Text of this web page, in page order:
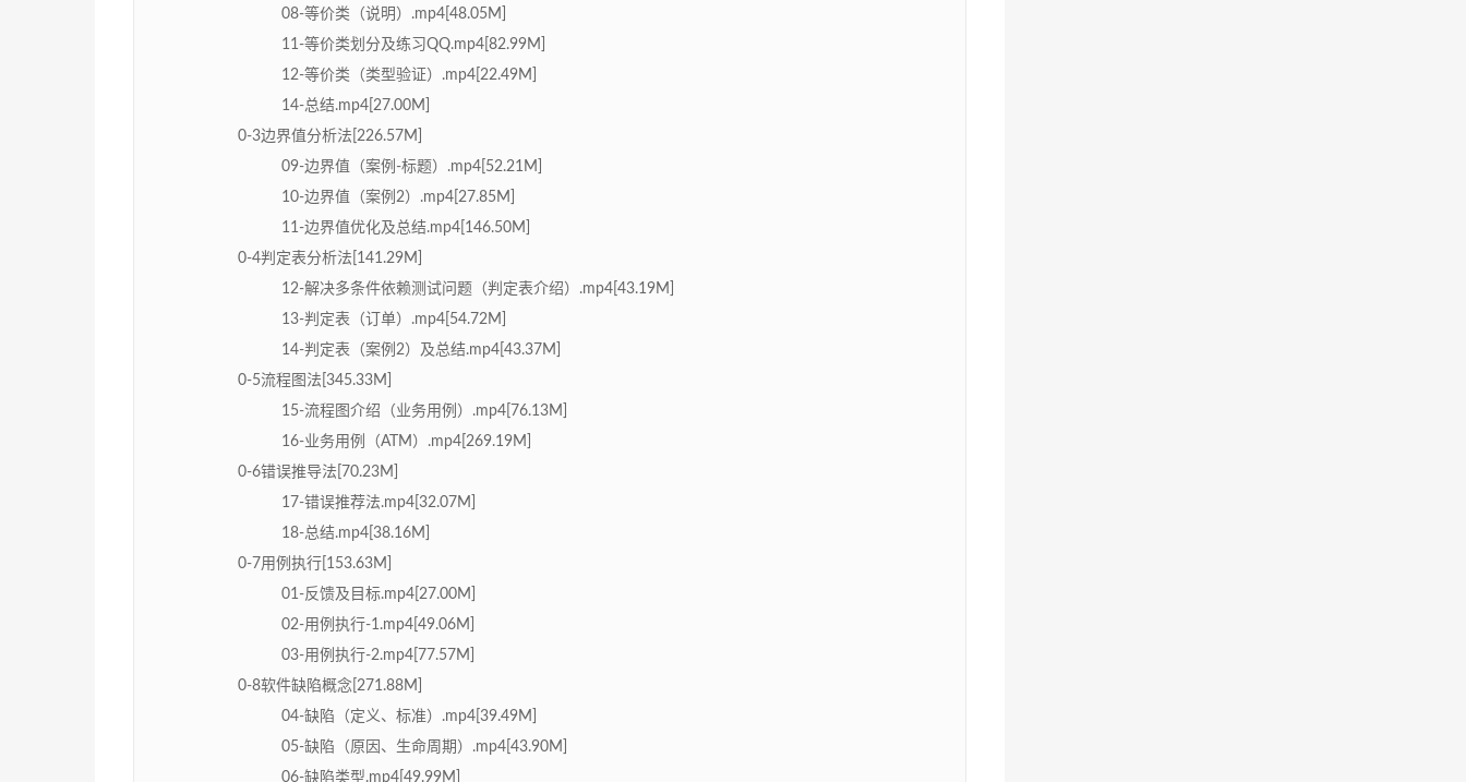
08-等价类（说明）.mp4[48.05M]
11-等价类划分及练习QQ.mp4[82.99M]
12-等价类（类型验证）.mp4[22.49M]
14-总结.mp4[27.00M]
0-3边界值分析法[226.57M]
09-边界值（案例-标题）.mp4[52.21M]
10-边界值（案例2）.mp4[27.85M]
11-边界值优化及总结.mp4[146.50M]
0-4判定表分析法[141.29M]
12-解决多条件依赖测试问题（判定表介绍）.mp4[43.19M]
13-判定表（订单）.mp4[54.72M]
14-判定表（案例2）及总结.mp4[43.37M]
0-5流程图法[345.33M]
15-流程图介绍（业务用例）.mp4[76.13M]
16-业务用例（ATM）.mp4[269.19M]
0-6错误推导法[70.23M]
17-错误推荐法.mp4[32.07M]
18-总结.mp4[38.16M]
0-7用例执行[153.63M]
01-反馈及目标.mp4[27.00M]
02-用例执行-1.mp4[49.06M]
03-用例执行-2.mp4[77.57M]
0-8软件缺陷概念[271.88M]
04-缺陷（定义、标准）.mp4[39.49M]
05-缺陷（原因、生命周期）.mp4[43.90M]
06-缺陷类型.mp4[49.99M]